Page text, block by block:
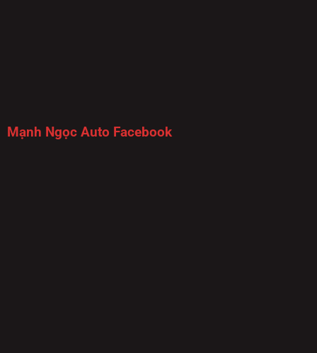
Mạnh Ngọc Auto Facebook